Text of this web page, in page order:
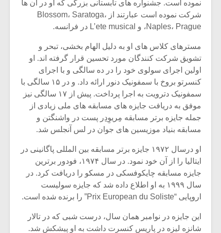
نموده است. جشنواره های تابستانی بزرگی که او در آن ها
شرکت نموده است عبارتند از Blossom، Saratoga،
Naples، Prague، و L’ete musical در فرانسه.
مسترهای کلاس های او به دلیل الهام بخشی، تبحر و
تشویق شرکت کنندگان مورد تحسین قرار گرفته اند. او
اولین اجرای سولوی خود را در ده سالگی و با اجرای
کنسرتو بروخ با سمفونیک دنور ارائه داد. و در ۱۵ سالگی با
سمفونیک دترویت به اجرا پرداخت. پیش از ۱۷ سالگی نیز
موفق به دریافت جایزه های مسابقه های ملی زیادی از
جمله جایزه برتر مسابقه مِریوِدِر پست در واشنگتن و
مسابقه بنیاد موزیسین های جوان در لس آنجلس شد.
او درسال ۱۹۷۲ جایزه برتر مسابقه بین المللی پاگانینی در
ایتالیا را از آن خود نمود. در سال ۱۹۷۴، فودور برترین
جایزه مسابقه چایکوفسکی در مسکو را دریافت کرد. در
سال ۱۹۹۹ به او اطلاع داده شد که جایزه سولیست
اروپایی “Prix European du Soliste” را برنده شده است.
این جایزه در نوامبر همان سال، درست شبی که در تالار
شانزه لیزه در پاریس کنسرت داشت به او پیشکش شد.
متن فیلم «متری
شیش و نیم»
اگر نمی توانی
مشهورترین باشی،
بدنام ترین باش
موسیقی
موسیقی